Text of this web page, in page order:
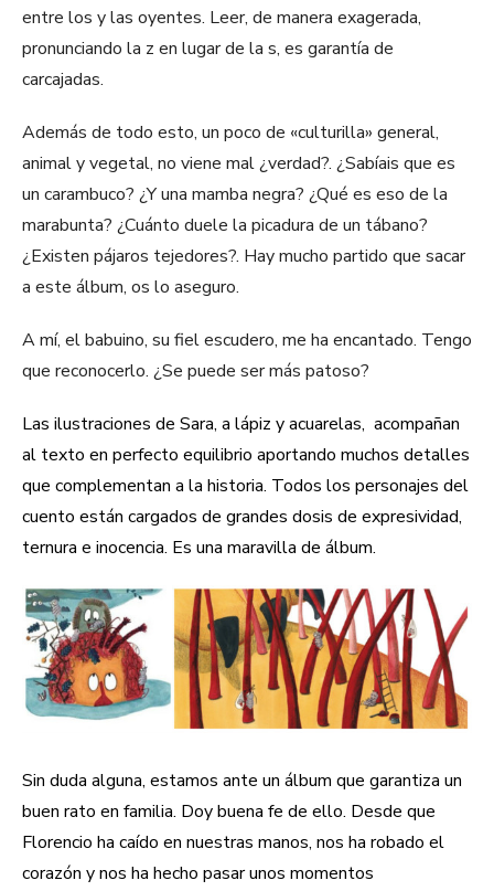
entre los y las oyentes. Leer, de manera exagerada,
pronunciando la z en lugar de la s, es garantía de
carcajadas.
Además de todo esto, un poco de «culturilla» general,
animal y vegetal, no viene mal ¿verdad?. ¿Sabíais que es
un carambuco? ¿Y una mamba negra? ¿Qué es eso de la
marabunta? ¿Cuánto duele la picadura de un tábano?
¿Existen pájaros tejedores?. Hay mucho partido que sacar
a este álbum, os lo aseguro.
A mí, el babuino, su fiel escudero, me ha encantado. Tengo
que reconocerlo. ¿Se puede ser más patoso?
Las ilustraciones de Sara, a lápiz y acuarelas, acompañan
al texto en perfecto equilibrio aportando muchos detalles
que complementan a la historia. Todos los personajes del
cuento están cargados de grandes dosis de expresividad,
ternura e inocencia. Es una maravilla de álbum.
Sin duda alguna, estamos ante un álbum que garantiza un
buen rato en familia. Doy buena fe de ello. Desde que
Florencio ha caído en nuestras manos, nos ha robado el
corazón y nos ha hecho pasar unos momentos